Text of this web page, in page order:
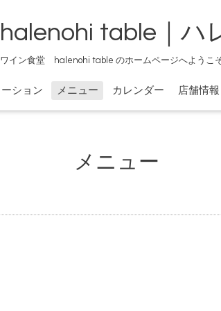
table｜ハ
ワイン食堂 halenohi table のホームページへようこ
ション メニュー カレンダー 店舗情報
メニュー